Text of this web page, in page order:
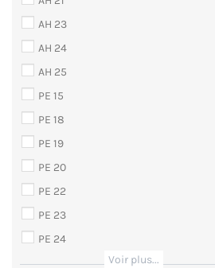
AH 23
AH 24
AH 25
PE 15
PE 18
PE 19
PE 20
PE 22
PE 23
PE 24
Voir plus...